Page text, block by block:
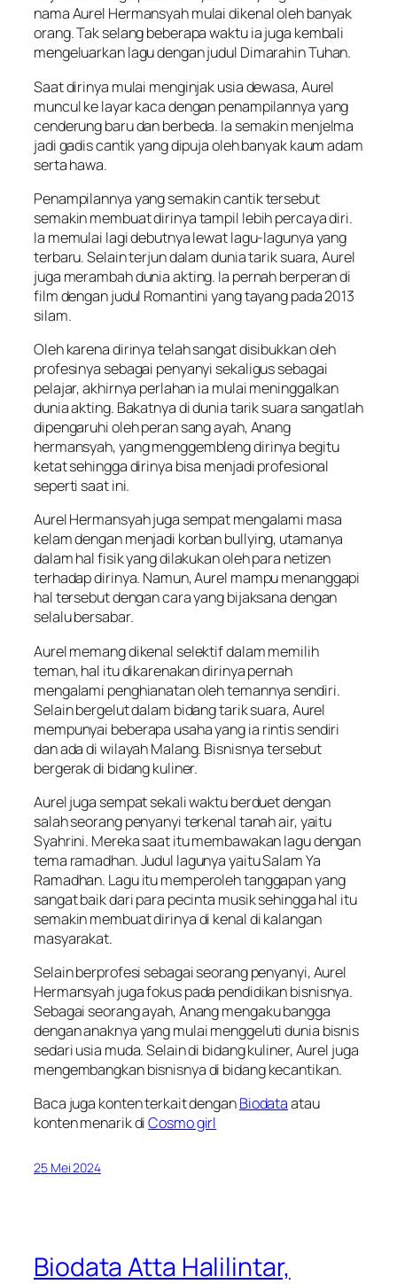
nama Aurel Hermansyah mulai dikenal oleh banyak
orang. Tak selang beberapa waktu ia juga kembali
mengeluarkan lagu dengan judul Dimarahin Tuhan.
Saat dirinya mulai menginjak usia dewasa, Aurel
muncul ke layar kaca dengan penampilannya yang
cenderung baru dan berbeda. Ia semakin menjelma
jadi gadis cantik yang dipuja oleh banyak kaum adam
serta hawa.
Penampilannya yang semakin cantik tersebut
semakin membuat dirinya tampil lebih percaya diri.
Ia memulai lagi debutnya lewat lagu-lagunya yang
terbaru. Selain terjun dalam dunia tarik suara, Aurel
juga merambah dunia akting. Ia pernah berperan di
film dengan judul Romantini yang tayang pada 2013
silam.
Oleh karena dirinya telah sangat disibukkan oleh
profesinya sebagai penyanyi sekaligus sebagai
pelajar, akhirnya perlahan ia mulai meninggalkan
dunia akting. Bakatnya di dunia tarik suara sangatlah
dipengaruhi oleh peran sang ayah, Anang
hermansyah, yang menggembleng dirinya begitu
ketat sehingga dirinya bisa menjadi profesional
seperti saat ini.
Aurel Hermansyah juga sempat mengalami masa
kelam dengan menjadi korban bullying, utamanya
dalam hal fisik yang dilakukan oleh para netizen
terhadap dirinya. Namun, Aurel mampu menanggapi
hal tersebut dengan cara yang bijaksana dengan
selalu bersabar.
Aurel memang dikenal selektif dalam memilih
teman, hal itu dikarenakan dirinya pernah
mengalami penghianatan oleh temannya sendiri.
Selain bergelut dalam bidang tarik suara, Aurel
mempunyai beberapa usaha yang ia rintis sendiri
dan ada di wilayah Malang. Bisnisnya tersebut
bergerak di bidang kuliner.
Aurel juga sempat sekali waktu berduet dengan
salah seorang penyanyi terkenal tanah air, yaitu
Syahrini. Mereka saat itu membawakan lagu dengan
tema ramadhan. Judul lagunya yaitu Salam Ya
Ramadhan. Lagu itu memperoleh tanggapan yang
sangat baik dari para pecinta musik sehingga hal itu
semakin membuat dirinya di kenal di kalangan
masyarakat.
Selain berprofesi sebagai seorang penyanyi, Aurel
Hermansyah juga fokus pada pendidikan bisnisnya.
Sebagai seorang ayah, Anang mengaku bangga
dengan anaknya yang mulai menggeluti dunia bisnis
sedari usia muda. Selain di bidang kuliner, Aurel juga
mengembangkan bisnisnya di bidang kecantikan.
Baca juga konten terkait denganBiodataatau
konten menarik diCosmo girl
25 Mei 2024
Biodata Atta Halilintar,